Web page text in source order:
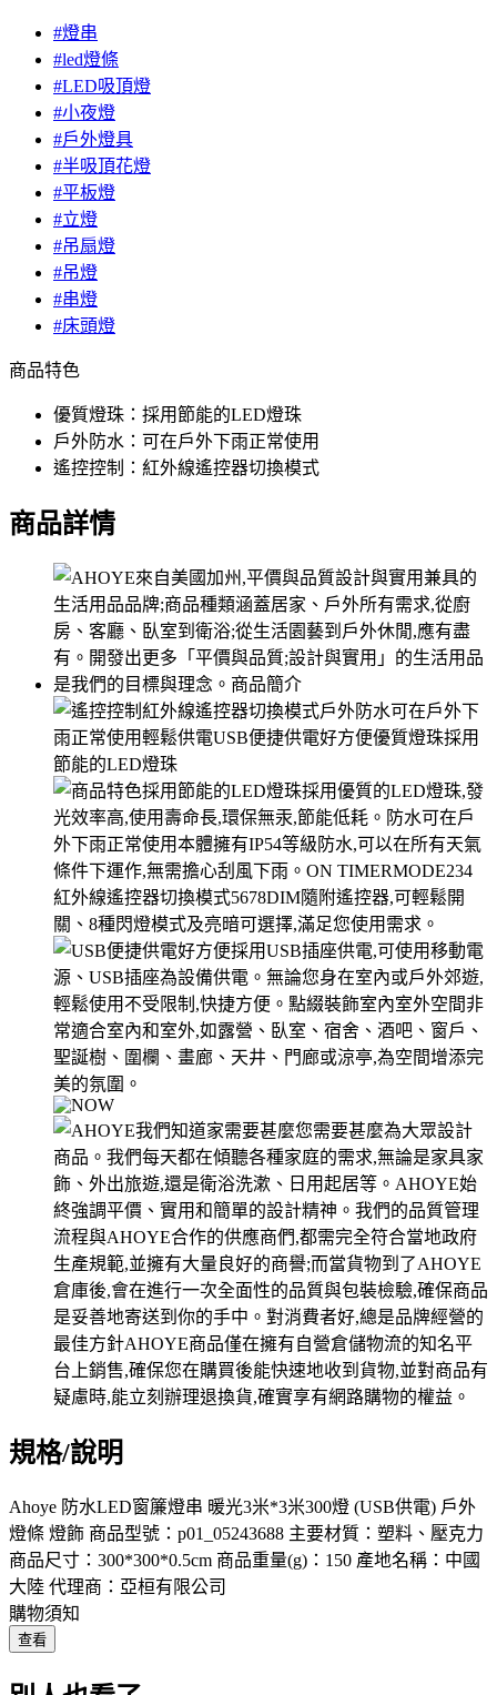
#燈串
#led燈條
#LED吸頂燈
#小夜燈
#戶外燈具
#半吸頂花燈
#平板燈
#立燈
#吊扇燈
#吊燈
#串燈
#床頭燈
商品特色
優質燈珠：採用節能的LED燈珠
戶外防水：可在戶外下雨正常使用
遙控控制：紅外線遙控器切換模式
商品詳情
規格/說明
Ahoye 防水LED窗簾燈串 暖光3米*3米300燈 (USB供電) 戶外
燈條 燈飾 商品型號：p01_05243688 主要材質：塑料、壓克力
商品尺寸：300*300*0.5cm 商品重量(g)：150 產地名稱：中國
大陸 代理商：亞桓有限公司
購物須知
查看